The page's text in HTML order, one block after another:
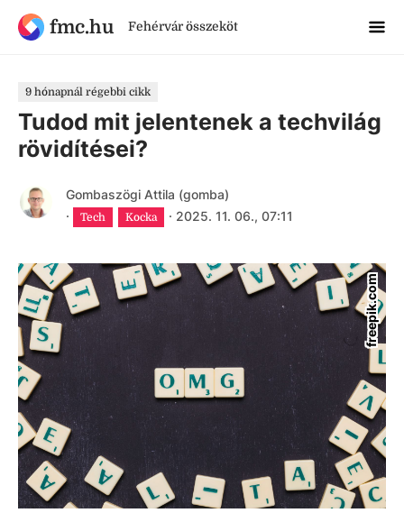
fmc.hu Fehérvár összeköt
9 hónapnál régebbi cikk
Tudod mit jelentenek a techvilág
rövidítései?
Gombaszögi Attila (gomba)
·
Tech Kocka · 2025. 11. 06., 07:11
freepik.com